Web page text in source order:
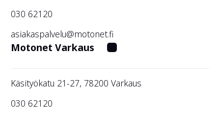
030 62120
asiakaspalvelu@motonet.fi
Motonet Varkaus
Käsityökatu 21-27, 78200 Varkaus
030 62120